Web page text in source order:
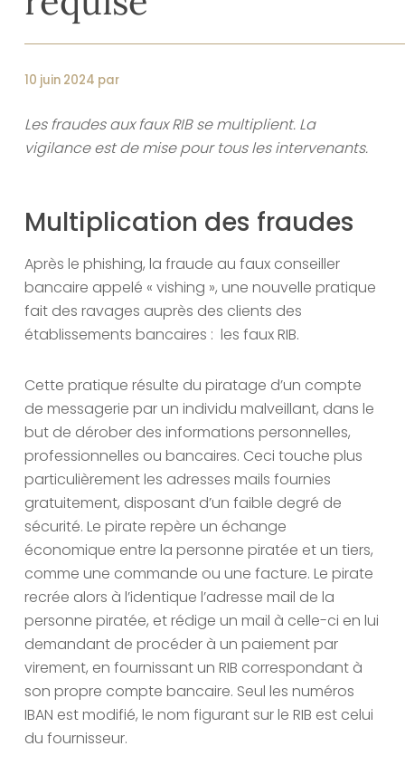
10 juin 2024 par
Les fraudes aux faux RIB se multiplient. La
vigilance est de mise pour tous les intervenants.
Multiplication des fraudes
Après le phishing, la fraude au faux conseiller
bancaire appelé « vishing », une nouvelle pratique
fait des ravages auprès des clients des
établissements bancaires : les faux RIB.
Cette pratique résulte du piratage d’un compte
de messagerie par un individu malveillant, dans le
but de dérober des informations personnelles,
professionnelles ou bancaires. Ceci touche plus
particulièrement les adresses mails fournies
gratuitement, disposant d’un faible degré de
sécurité. Le pirate repère un échange
économique entre la personne piratée et un tiers,
comme une commande ou une facture. Le pirate
recrée alors à l’identique l’adresse mail de la
personne piratée, et rédige un mail à celle-ci en lui
demandant de procéder à un paiement par
virement, en fournissant un RIB correspondant à
son propre compte bancaire. Seul les numéros
IBAN est modifié, le nom figurant sur le RIB est celui
du fournisseur.